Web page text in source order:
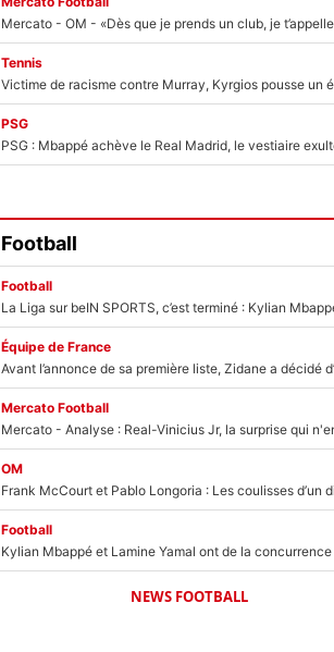
Tennis
PSG
PSG : Mbappé achève le Real Madrid, le vestiaire
Football
Football
Équipe de France
Mercato Football
OM
Football
NEWS FOOTBALL